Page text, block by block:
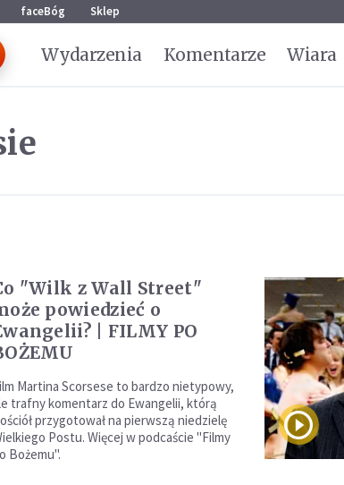
faceBóg Sklep
Wydarzenia Komentarze Wiara
"Wilk z Wall Street"
powiedzieć o
| FILMY PO
Martina Scorsese to bardzo nietypowy,
trafny komentarz do Ewangelii, którą
przygotował na pierwszą niedzielę
Postu. Więcej w podcaście "Filmy
Bożemu".